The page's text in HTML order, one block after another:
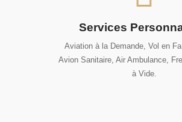
Services
Aviation à la Demande, Vol en
Avion Sanitaire, Air Ambulance,
à Vide.